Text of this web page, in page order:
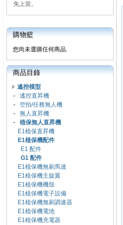
免上當。
購物籃
您尚未選購任何商品.
商品目錄
遙控模型
- 遙控直昇機
- 空拍/任務無人機
- 無人直昇機
- 植保無人直昇機
E1植保直昇機
E1植保機配件
E1 配件
G1 配件
E1植保機無刷馬達
E1植保機主旋翼
E1植保機機殼
E1植保機電子設備
E1植保機無刷調速器
E1植保機電池
E1植保機充電器